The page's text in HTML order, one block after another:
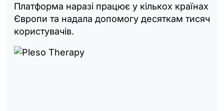
Платформа наразі працює у кількох країнах
Європи та надала допомогу десяткам тисяч
користувачів.